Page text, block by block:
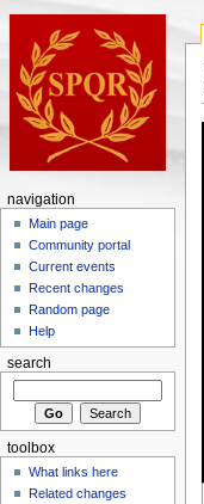
navigation
Main page
Community portal
Current events
Recent changes
Random page
Help
search
toolbox
What links here
Related changes